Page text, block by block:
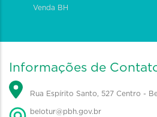
Venda BH
Informações de
Rua Espírito Santo, 527 Centro -
belotur@pbh.gov.br